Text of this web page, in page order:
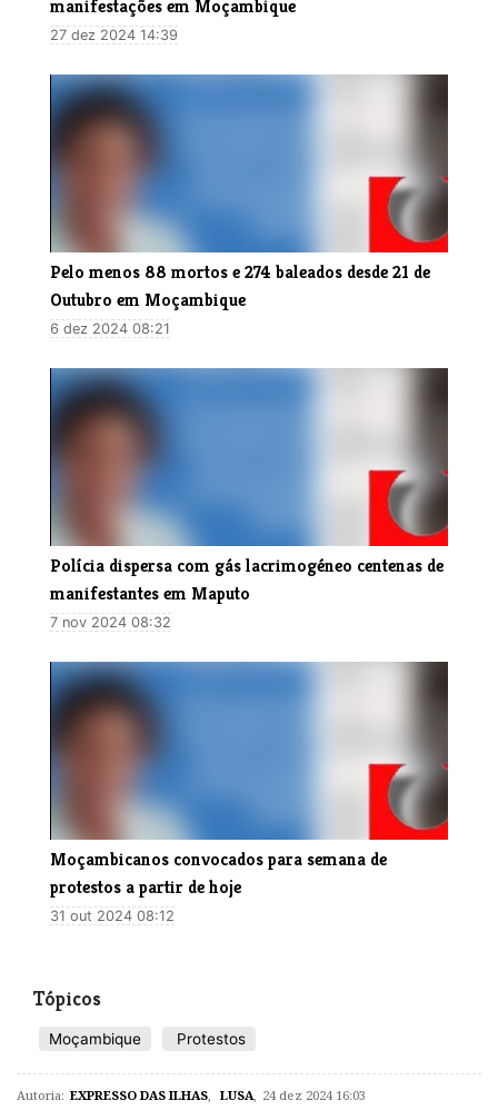
manifestações em Moçambique
27 dez 2024 14:39
Pelo menos 88 mortos e 274 baleados desde 21 de
Outubro em Moçambique
6 dez 2024 08:21
Polícia dispersa com gás lacrimogéneo centenas de
manifestantes em Maputo
7 nov 2024 08:32
Moçambicanos convocados para semana de
protestos a partir de hoje
31 out 2024 08:12
Tópicos
Moçambique Protestos
Autoria: EXPRESSO DAS ILHAS LUSA 24 dez 2024 16:03